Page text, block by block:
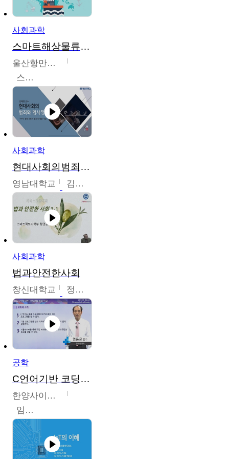
사회과학
스마트해상물류관리사 교육과정2
울산항만공사
스마트해상물류관리사 교육위원회
사회과학
현대사회의범죄와형사정책
영남대학교 김혜정
사회과학
법과안전한사회
창신대학교 정연균
공학
C언어기반 코딩교육
한양사이버대학교
임동균